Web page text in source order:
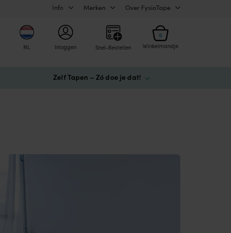
Info Merken Over FysioTape
NL Inloggen Snel-Bestellen
0
Winkelmandje
Zelf Tapen – Zó doe je dat!